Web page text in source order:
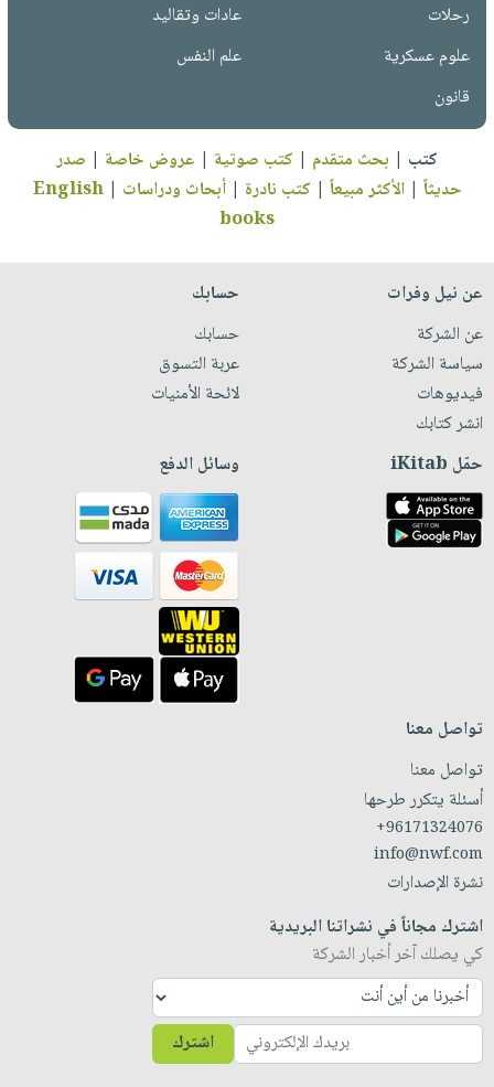
رحلات
عادات وتقاليد
علوم عسكرية
علم النفس
قانون
كتب | بحث متقدم | كتب صوتية | عروض خاصة | صدر
حديثاً |الأكثر مبيعاً | كتب نادرة |أبحاث ودراسات |
English
books
عن نيل وفرات
عن الشركة
سياسة الشركة
فيديوهات
انشر كتابك
حسابك
حسابك
عربة التسوق
لائحة الأمنيات
حمّل iKitab وسائل الدفع
تواصل معنا
تواصل معنا
أسئلة يتكرر طرحها
+96171324076
info@nwf.com
نشرة الإصدارات
اشترك مجاناً في نشراتنا البريدية
كي يصلك آخر أخبار الشركة
اشترك